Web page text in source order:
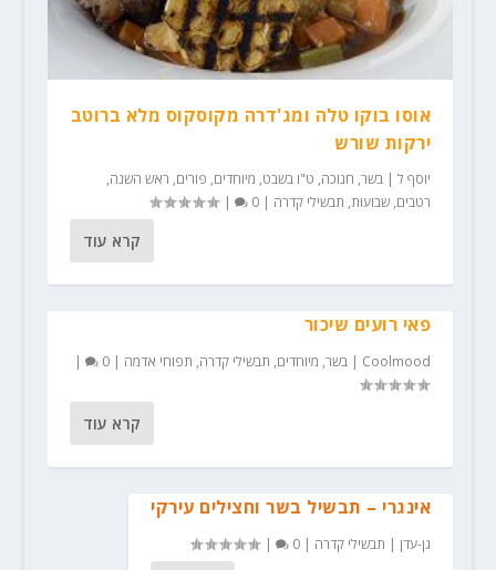
אוסו בוקו טלה ומג'דרה מקוסקוס מלא ברוטב
ירקות שורש
יוסף ל| בשר, חנוכה, ט"ו בשבט, מיוחדים, פורים, ראש השנה,
רטבים, שבועות, תבשילי קדרה |
0
|
קרא עוד
פאי רועים שיכור
Coolmood
| בשר, מיוחדים, תבשילי קדרה, תפוחי אדמה |
0
|
קרא עוד
אינגרי – תבשיל בשר וחצילים עירקי
גן-עדן| תבשילי קדרה |
0
|